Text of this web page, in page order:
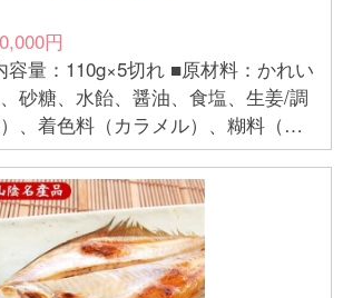
円
容量：110g×5切れ ■原材料：かれい
、砂糖、水飴、醤油、食塩、生姜/調
、着色料（カラメル）、糊料（加
ンガム）、（一部に小麦・大豆を
：製造から365日 ■保存方法：要冷
袋のまま湯煎で12分位あたためて
さい。 ・業務用のため、簡易包装
。 ・写真は盛り付けイメージで
形や風合いなどが異なる場合がご